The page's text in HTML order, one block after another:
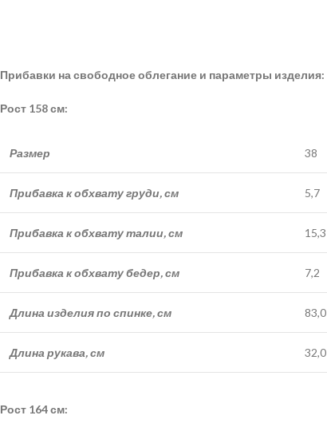
Прибавки на свободное облегание и параметры изделия:
Рост 158 см:
Размер 38
Прибавка к обхвату груди, см 5,7
Прибавка к обхвату талии, см 15,3
Прибавка к обхвату бедер, см 7,2
Длина изделия по спинке, см 83,0
Длина рукава, см 32,0
Рост 164 см: